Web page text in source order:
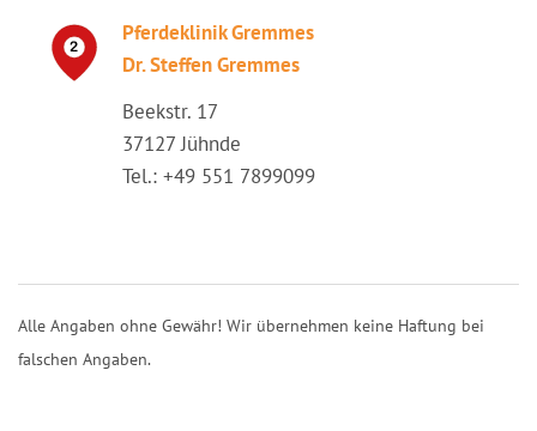
Pferdeklinik Gremmes
Dr. Steffen Gremmes
Beekstr. 17
37127 Jühnde
Tel.: +49 551 7899099
Alle Angaben ohne Gewähr! Wir übernehmen keine Haftung bei
falschen Angaben.